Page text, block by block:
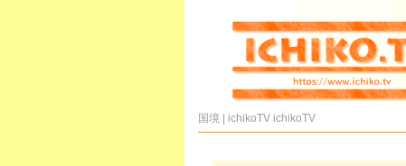
国境 | ichikoTV ichikoTV